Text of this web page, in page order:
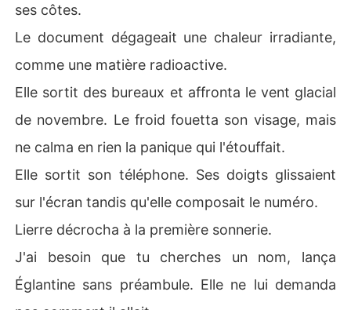
ses côtes.
Le document dégageait une chaleur irradiante,
comme une matière radioactive.
Elle sortit des bureaux et affronta le vent glacial
de novembre. Le froid fouetta son visage, mais
ne calma en rien la panique qui l'étouffait.
Elle sortit son téléphone. Ses doigts glissaient
sur l'écran tandis qu'elle composait le numéro.
Lierre décrocha à la première sonnerie.
J'ai besoin que tu cherches un nom, lança
Églantine sans préambule. Elle ne lui demanda